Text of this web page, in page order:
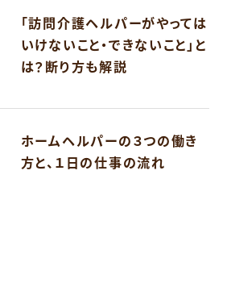
「訪問介護ヘルパーがやっては
いけないこと・できないこと」と
は？断り方も解説
ホームヘルパーの３つの働き
方と、１日の仕事の流れ